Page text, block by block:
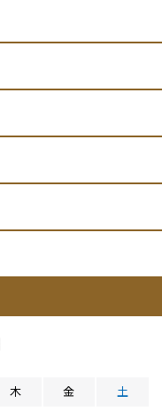
木 金 土